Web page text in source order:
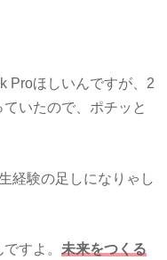
Proほしいんですが、2
いたので、ポチッと
経験の足しになりゃし
すよ。 未来をつくる